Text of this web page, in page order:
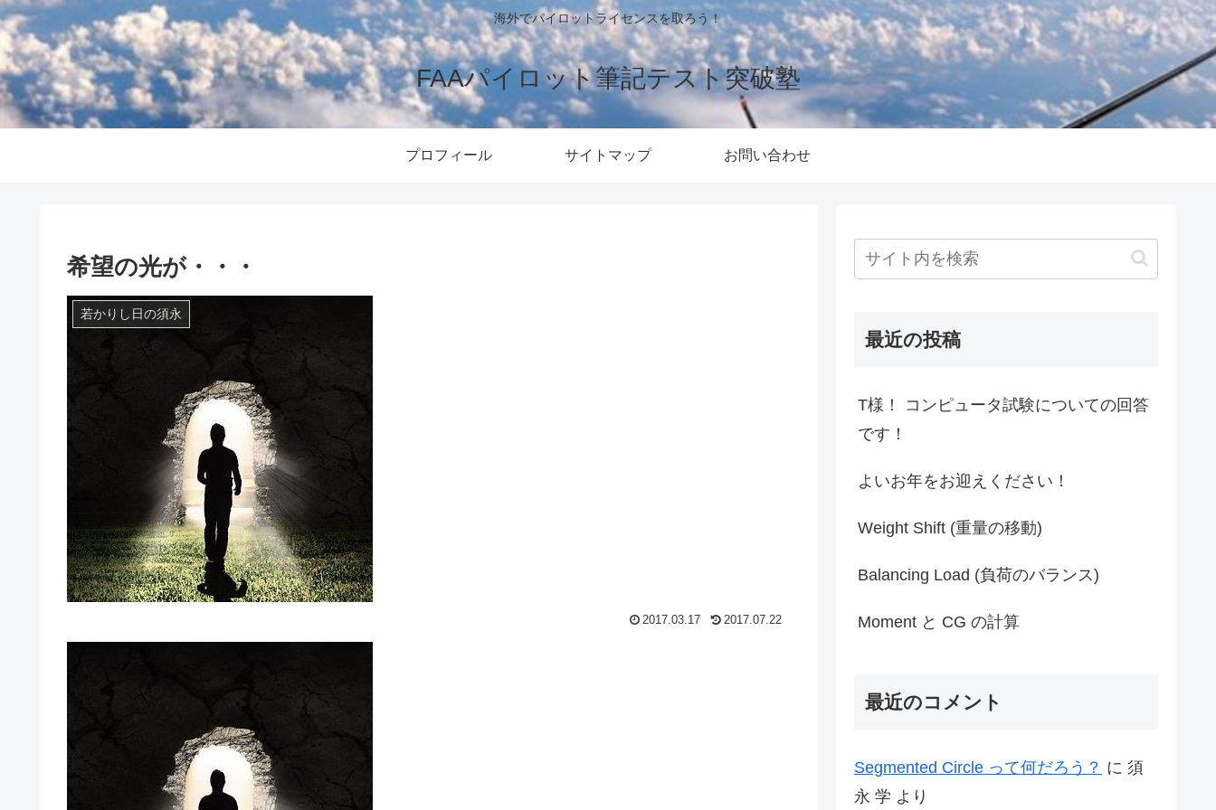
海外でパイロットライセンスを取ろう！
FAAパイロット筆記テスト突破塾
プロフィール サイトマップ お問い合わせ
希望の光が・・・
若かりし日の須永
2017.03.17 2017.07.22
最近の投稿
T様！ コンピュータ試験についての回答
です！
よいお年をお迎えください！
Weight Shift (重量の移動)
Balancing Load (負荷のバランス)
Moment と CG の計算
最近のコメント
Segmented Circle って何だろう？ に 須
永 学 より